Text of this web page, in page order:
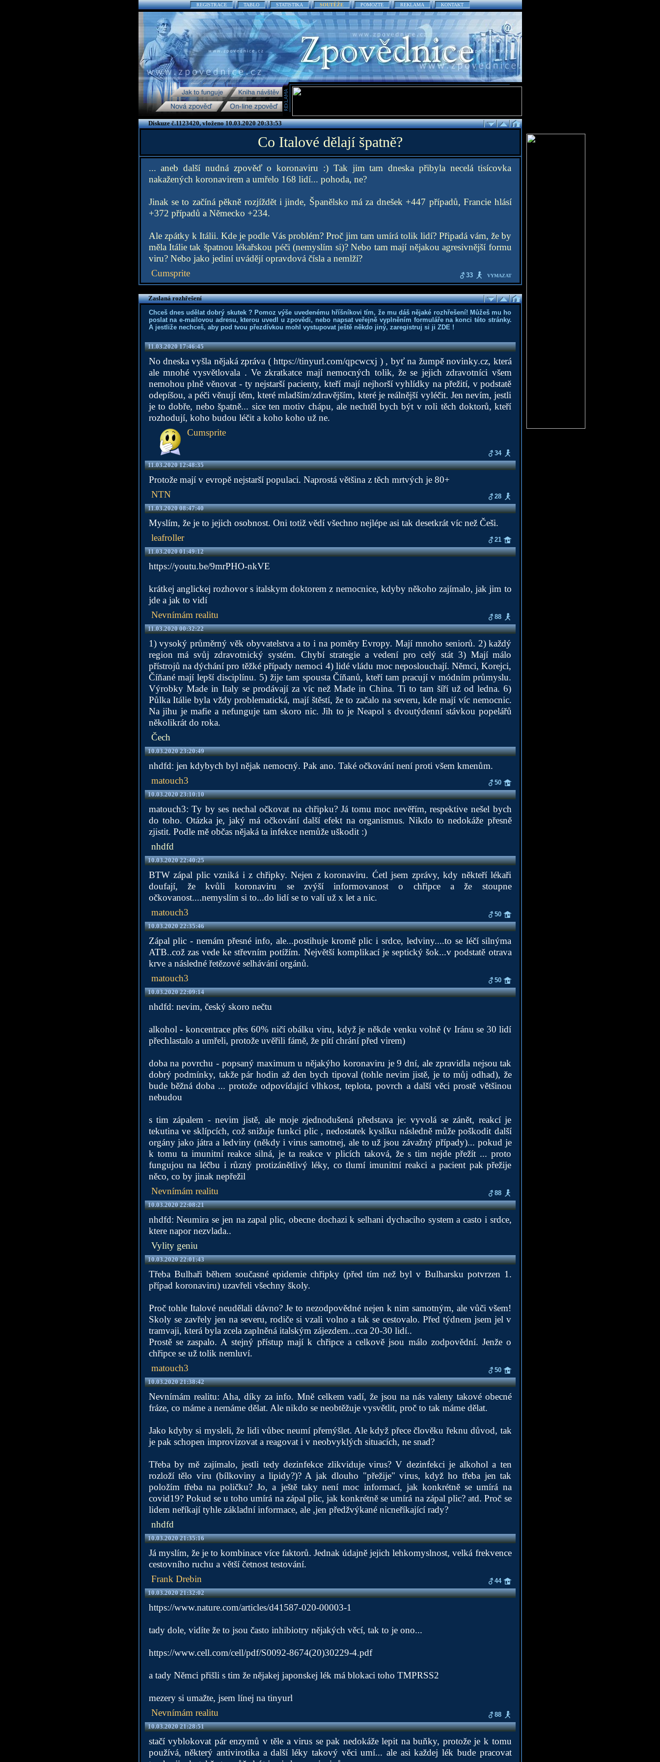
REGISTRACE TABLO STATISTIKA SOUTĚŽE POMOZTE REKLAMA KONTAKT
Diskuze č.1123420, vloženo 10.03.2020 20:33:53
Co Italové dělají špatně?
... aneb další nudná zpověď o koronaviru :) Tak jim tam dneska přibyla necelá tisícovka
nakažených koronavirem a umřelo 168 lidí... pohoda, ne?
Jinak se to začíná pěkně rozjíždět i jinde, Španělsko má za dnešek +447 případů, Francie hlásí
+372 případů a Německo +234.
Ale zpátky k Itálii. Kde je podle Vás problém? Proč jim tam umírá tolik lidí? Připadá vám, že by
měla Itálie tak špatnou lékařskou péči (nemyslím si)? Nebo tam mají nějakou agresivnější formu
viru? Nebo jako jediní uvádějí opravdová čísla a nemlží?
Cumsprite
33 VYMAZAT
Zaslaná rozhřešení
Chceš dnes udělat dobrý skutek ? Pomoz výše uvedenému hříšníkovi tím, že mu dáš nějaké rozhřešení! Můžeš mu ho
poslat na e-mailovou adresu, kterou uvedl u zpovědi, nebo napsat veřejně vyplněním formuláře na konci této stránky.
A jestliže nechceš, aby pod tvou přezdívkou mohl vystupovat ještě někdo jiný, zaregistruj si ji ZDE!
11.03.2020 17:46:45
No dneska vyšla nějaká zpráva (https://tinyurl.com/qpcwcxj ) , byť na žumpě novinky.cz, která
ale mnohé vysvětlovala . Ve zkratkatce mají nemocných tolik, že se jejich zdravotníci všem
nemohou plně věnovat - ty nejstarší pacienty, kteří mají nejhorší vyhlídky na přežití, v podstatě
odepíšou, a péči věnují těm, které mladším/zdravějším, které je reálnější vyléčit. Jen nevím, jestli
je to dobře, nebo špatně... sice ten motiv chápu, ale nechtěl bych být v roli těch doktorů, kteří
rozhodují, koho budou léčit a koho koho už ne.
Cumsprite
34
11.03.2020 12:48:35
Protože mají v evropě nejstarší populaci. Naprostá většina z těch mrtvých je 80+
NTN
28
11.03.2020 08:47:40
Myslím, že je to jejich osobnost. Oni totiž vědí všechno nejlépe asi tak desetkrát víc než Češi.
leafroller
21
11.03.2020 01:49:12
https://youtu.be/9mrPHO-nkVE
krátkej anglickej rozhovor s italskym doktorem z nemocnice, kdyby někoho zajímalo, jak jim to
jde a jak to vidí
Nevnímám realitu
88
11.03.2020 00:32:22
1) vysoký průměrný věk obyvatelstva a to i na poměry Evropy. Mají mnoho seniorů. 2) každý
region má svůj zdravotnický systém. Chybí strategie a vedení pro celý stát 3) Mají málo
přístrojů na dýchání pro těžké případy nemoci 4) lidé vládu moc neposlouchají. Němci, Korejci,
Číňané mají lepší disciplínu. 5) žije tam spousta Číňanů, kteří tam pracují v módním průmyslu.
Výrobky Made in Italy se prodávají za víc než Made in China. Ti to tam šíří už od ledna. 6)
Půlka Itálie byla vždy problematická, mají štěstí, že to začalo na severu, kde mají víc nemocnic.
Na jihu je mafie a nefunguje tam skoro nic. Jih to je Neapol s dvoutýdenní stávkou popelářů
několikrát do roka.
Čech
10.03.2020 23:20:49
nhdfd: jen kdybych byl nějak nemocný. Pak ano. Také očkování není proti všem kmenům.
matouch3
50
10.03.2020 23:10:10
matouch3: Ty by ses nechal očkovat na chřipku? Já tomu moc nevěřím, respektive nešel bych
do toho. Otázka je, jaký má očkování další efekt na organismus. Nikdo to nedokáže přesně
zjistit. Podle mě občas nějaká ta infekce nemůže uškodit :)
nhdfd
10.03.2020 22:40:25
BTW zápal plic vzniká i z chřipky. Nejen z koronaviru. Ćetl jsem zprávy, kdy někteří lékaři
doufají, že kvůli koronaviru se zvýší informovanost o chřipce a že stoupne
očkovanost....nemyslím si to...do lidí se to valí už x let a nic.
matouch3
50
10.03.2020 22:35:46
Zápal plic - nemám přesné info, ale...postihuje kromě plic i srdce, ledviny....to se léčí silnýma
ATB..což zas vede ke střevním potížím. Největší komplikací je septický šok...v podstatě otrava
krve a následné řetězové selhávání orgánů.
matouch3
50
10.03.2020 22:09:14
nhdfd: nevim, český skoro nečtu
alkohol - koncentrace přes 60% ničí obálku viru, když je někde venku volně (v Iránu se 30 lidí
přechlastalo a umřeli, protože uvěřili fámě, že pití chrání před virem)
doba na povrchu - popsaný maximum u nějakýho koronaviru je 9 dní, ale zpravidla nejsou tak
dobrý podmínky, takže pár hodin až den bych tipoval (tohle nevim jistě, je to můj odhad), že
bude běžná doba ... protože odpovídající vlhkost, teplota, povrch a další věci prostě většinou
nebudou
s tim zápalem - nevim jistě, ale moje zjednodušená představa je: vyvolá se zánět, reakcí je
tekutina ve sklípcích, což snižuje funkci plic , nedostatek kyslíku následně může poškodit další
orgány jako játra a ledviny (někdy i virus samotnej, ale to už jsou závažný případy)... pokud je
k tomu ta imunitní reakce silná, je ta reakce v plicích taková, že s tim nejde přežít ... proto
fungujou na léčbu i různý protizánětlivý léky, co tlumí imunitní reakci a pacient pak přežije
něco, co by jinak nepřežil
Nevnímám realitu
88
10.03.2020 22:08:21
nhdfd: Neumira se jen na zapal plic, obecne dochazi k selhani dychaciho system a casto i srdce,
ktere napor nezvlada..
Vylity geniu
10.03.2020 22:01:43
Třeba Bulhaři během současné epidemie chřipky (před tím než byl v Bulharsku potvrzen 1.
případ koronaviru) uzavřeli všechny školy.
Proč tohle Italové neudělali dávno? Je to nezodpovědné nejen k nim samotným, ale vůči všem!
Skoly se zavřely jen na severu, rodiče si vzali volno a tak se cestovalo. Před týdnem jsem jel v
tramvaji, která byla zcela zaplněná italským zájezdem...cca 20-30 lidí..
Prostě se zaspalo. A stejný přístup mají k chřipce a celkově jsou málo zodpovědní. Jenže o
chřipce se už tolik nemluví.
matouch3
50
10.03.2020 21:38:42
Nevnímám realitu: Aha, díky za info. Mně celkem vadí, že jsou na nás valeny takové obecné
fráze, co máme a nemáme dělat. Ale nikdo se neobtěžuje vysvětlit, proč to tak máme dělat.
Jako kdyby si mysleli, že lidi vůbec neumí přemýšlet. Ale když přece člověku řeknu důvod, tak
je pak schopen improvizovat a reagovat i v neobvyklých situacích, ne snad?
Třeba by mě zajímalo, jestli tedy dezinfekce zlikviduje virus? V dezinfekci je alkohol a ten
rozloží tělo viru (bílkoviny a lipidy?)? A jak dlouho "přežije" virus, když ho třeba jen tak
položím třeba na poličku? Jo, a ještě taky není moc informací, jak konkrétně se umírá na
covid19? Pokud se u toho umírá na zápal plic, jak konkrétně se umírá na zápal plic? atd. Proč se
lidem neříkají tyhle základní informace, ale ,jen předžvýkané nicneříkající rady?
nhdfd
10.03.2020 21:35:16
Já myslím, že je to kombinace více faktorů. Jednak údajně jejich lehkomyslnost, velká frekvence
cestovního ruchu a větší četnost testování.
Frank Drebin
44
10.03.2020 21:32:02
https://www.nature.com/articles/d41587-020-00003-1
tady dole, vidíte že to jsou často inhibiotry nějakých věcí, tak to je ono...
https://www.cell.com/cell/pdf/S0092-8674(20)30229-4.pdf
a tady Němci přišli s tim že nějakej japonskej lék má blokaci toho TMPRSS2
mezery si umažte, jsem línej na tinyurl
Nevnímám realitu
88
10.03.2020 21:28:51
stačí vyblokovat pár enzymů v těle a virus se pak nedokáže lepit na buňky, protože je k tomu
používá, některý antivirotika a další léky takový věci umí... ale asi každej lék bude pracovat